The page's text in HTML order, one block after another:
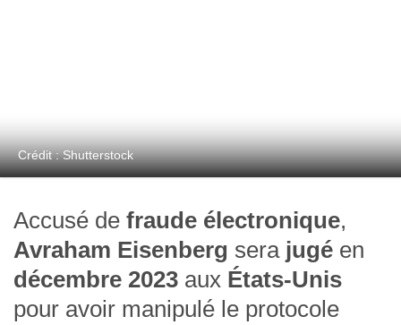
Crédit : Shutterstock
Accusé de fraude électronique,
Avraham Eisenberg sera jugé en
décembre 2023 aux États-Unis
pour avoir manipulé le protocole